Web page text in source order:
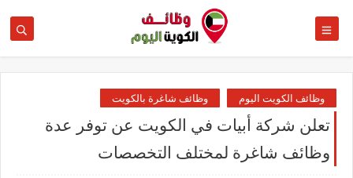
وظائف الكويت اليوم وظائف شاغرة بالكويت
تعلن شركة أبيات في الكويت عن توفر عدة
وظائف شاغرة لمختلف التخصصات